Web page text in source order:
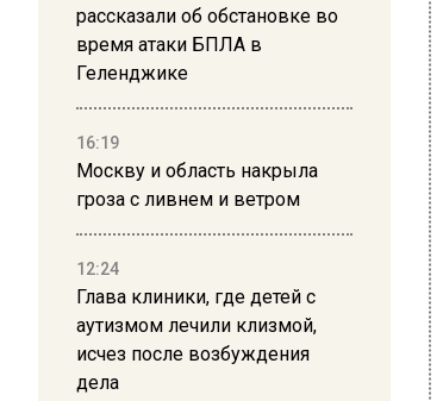
рассказали об обстановке во
время атаки БПЛА в
Геленджике
16:19
Москву и область накрыла
гроза с ливнем и ветром
12:24
Глава клиники, где детей с
аутизмом лечили клизмой,
исчез после возбуждения
дела